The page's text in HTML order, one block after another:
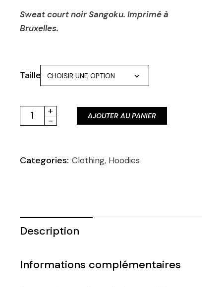
Sweat court noir Sangoku. Imprimé à
Bruxelles.
Taille CHOISIR UNE OPTION
Sweat court Sangoku quantity
-
+ AJOUTER AU PANIER
Categories: Clothing, Hoodies
Description
Informations complémentaires